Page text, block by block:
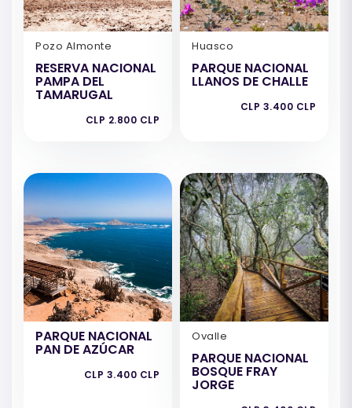
Pozo Almonte
RESERVA NACIONAL
PAMPA DEL
TAMARUGAL
CLP 2.800 CLP
Huasco
PARQUE NACIONAL
LLANOS DE CHALLE
CLP 3.400 CLP
PARQUE NACIONAL
PAN DE AZÚCAR
CLP 3.400 CLP
Ovalle
PARQUE NACIONAL
BOSQUE FRAY
JORGE